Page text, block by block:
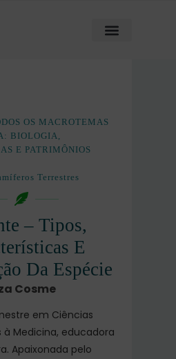
OS MACROTEMAS
BIOLOGIA,
E PATRIMÔNIOS
Terrestres
– Tipos,
E
Da Espécie
Cosme
em Ciências
à Medicina, educadora
Apaixonada pelo